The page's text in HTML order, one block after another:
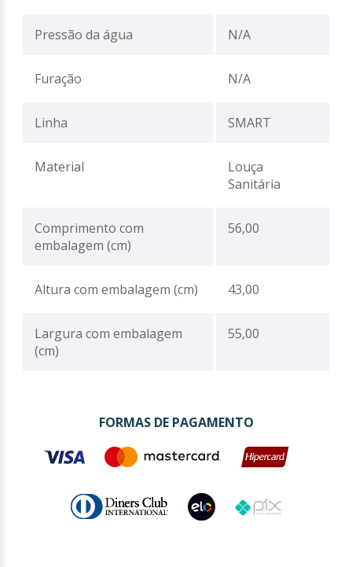
Pressão da água N/A
Furação N/A
Linha SMART
Material
Louça
Sanitária
Comprimento com
embalagem (cm)
56,00
Altura com embalagem (cm) 43,00
Largura com embalagem
(cm)
55,00
FORMAS DE PAGAMENTO